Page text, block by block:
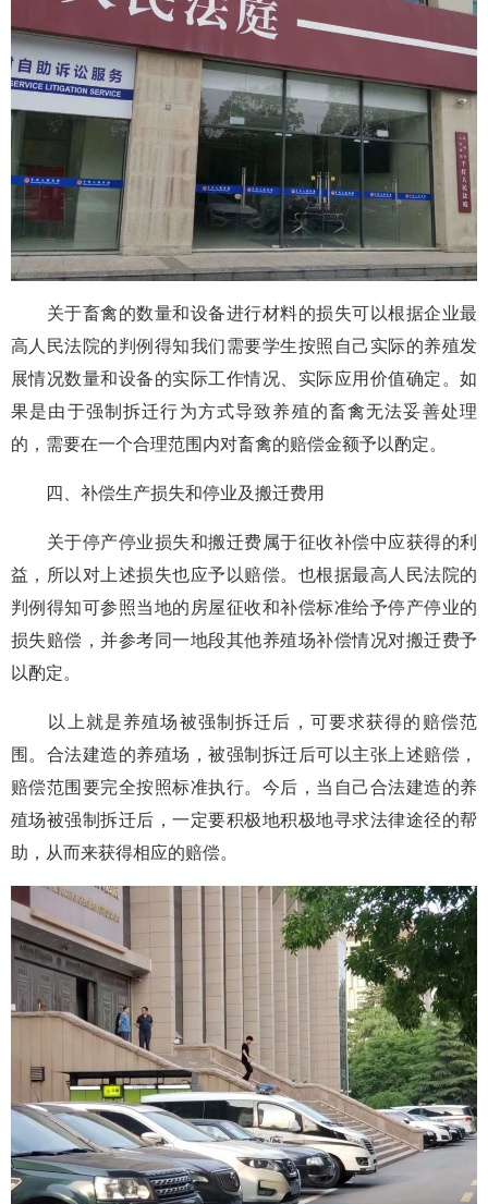
关于畜禽的数量和设备进行材料的损失可以根据企业最
高人民法院的判例得知我们需要学生按照自己实际的养殖发
展情况数量和设备的实际工作情况、实际应用价值确定。如
果是由于强制拆迁行为方式导致养殖的畜禽无法妥善处理
的，需要在一个合理范围内对畜禽的赔偿金额予以酌定。
四、补偿生产损失和停业及搬迁费用
关于停产停业损失和搬迁费属于征收补偿中应获得的利
益，所以对上述损失也应予以赔偿。也根据最高人民法院的
判例得知可参照当地的房屋征收和补偿标准给予停产停业的
损失赔偿，并参考同一地段其他养殖场补偿情况对搬迁费予
以酌定。
以上就是养殖场被强制拆迁后，可要求获得的赔偿范
围。合法建造的养殖场，被强制拆迁后可以主张上述赔偿，
赔偿范围要完全按照标准执行。今后，当自己合法建造的养
殖场被强制拆迁后，一定要积极地积极地寻求法律途径的帮
助，从而来获得相应的赔偿。